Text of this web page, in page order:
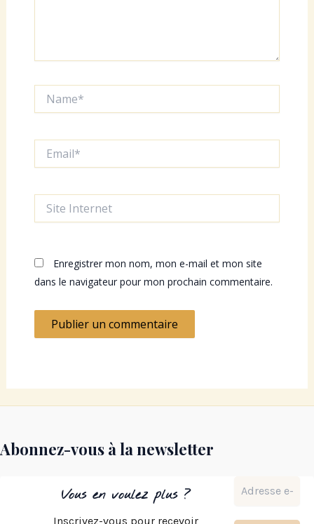
Internet
Enregistrer mon nom, mon e-mail et mon site
dans le navigateur pour mon prochain commentaire.
Abonnez-vous à la newsletter
Vous en voulez plus ?
Inscrivez-vous pour recevoir